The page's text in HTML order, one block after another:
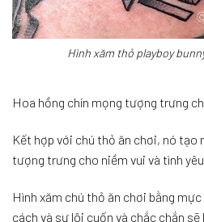
Hình xăm thỏ playboy
Hoa hồng chín mọng tượng trưng
Kết hợp với chú thỏ ăn chơi, nó tạo
tượng trưng cho niềm vui và tình
Hình xăm chú thỏ ăn chơi bằng
cách và sự lôi cuốn và chắc chắn